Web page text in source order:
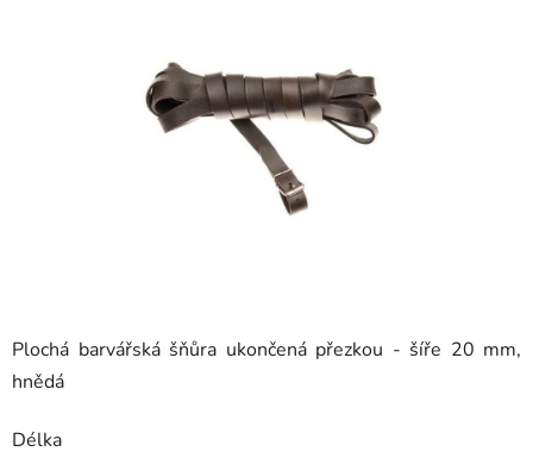
Plochá barvářská šňůra ukončená přezkou - šíře 20 mm,
hnědá
Délka